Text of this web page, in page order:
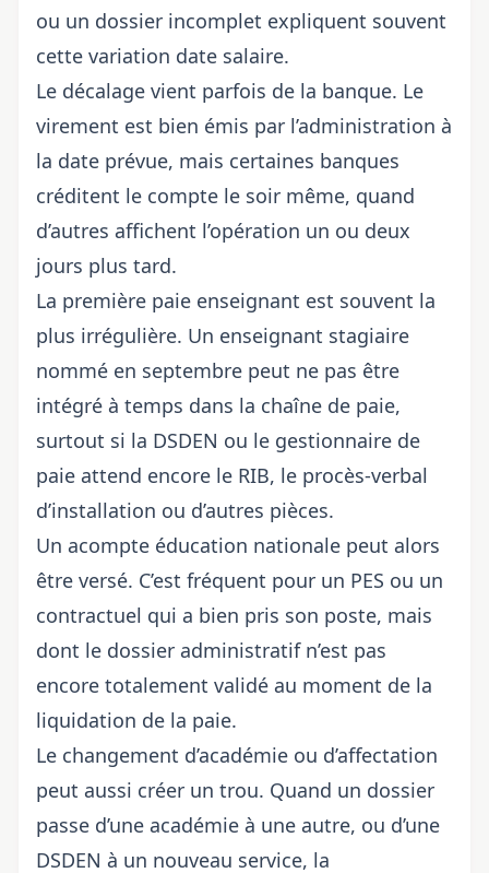
ou un dossier incomplet expliquent souvent
cette variation date salaire.
Le décalage vient parfois de la banque. Le
virement est bien émis par l’administration à
la date prévue, mais certaines banques
créditent le compte le soir même, quand
d’autres affichent l’opération un ou deux
jours plus tard.
La première paie enseignant est souvent la
plus irrégulière. Un enseignant stagiaire
nommé en septembre peut ne pas être
intégré à temps dans la chaîne de paie,
surtout si la DSDEN ou le gestionnaire de
paie attend encore le RIB, le procès-verbal
d’installation ou d’autres pièces.
Un acompte éducation nationale peut alors
être versé. C’est fréquent pour un PES ou un
contractuel qui a bien pris son poste, mais
dont le dossier administratif n’est pas
encore totalement validé au moment de la
liquidation de la paie.
Le changement d’académie ou d’affectation
peut aussi créer un trou. Quand un dossier
passe d’une académie à une autre, ou d’une
DSDEN à un nouveau service, la